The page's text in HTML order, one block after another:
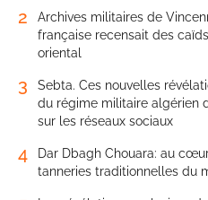
2
Archives militaires de
française recensait des
oriental
3
Sebta. Ces nouvelles
du régime militaire algérien
sur les réseaux sociaux
4
Dar Dbagh Chouara: au
tanneries traditionnelles du